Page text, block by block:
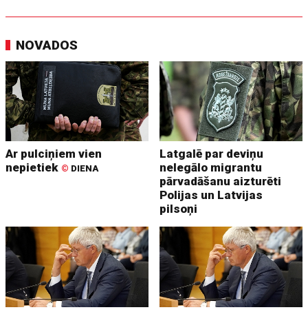
NOVADOS
Ar pulciņiem vien
nepietiek © DIENA
Latgalē par deviņu
nelegālo migrantu
pārvadāšanu aizturēti
Polijas un Latvijas
pilsoņi